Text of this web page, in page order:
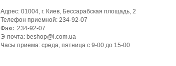
Адрес: 01004, г. Киев, Бессарабская площадь, 2
Телефон приемной: 234-92-07
Факс: 234-92-07
Э-почта: bеshop@i.com.ua
Часы приема: среда, пятница с 9-00 до 15-00